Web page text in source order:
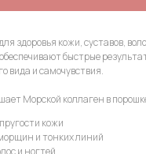
здоровья кожи, суставов,
быстрые
вида и самочувствия.
Морской коллаген в
кожи
и тонких линий
и ногтей